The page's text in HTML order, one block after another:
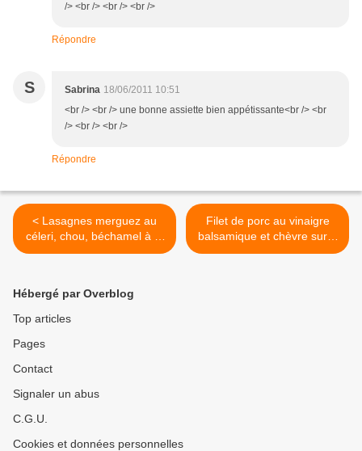
/> <br /> <br /> <br />
Répondre
S Sabrina 18/06/2011 10:51
<br /> <br /> une bonne assiette bien appétissante<br /> <br
/> <br /> <br />
Répondre
< Lasagnes merguez au
céleri, chou, béchamel à la
betterave et navet
Filet de porc au vinaigre
balsamique et chèvre sur 3
légumes racines >
Hébergé par Overblog
Top articles
Pages
Contact
Signaler un abus
C.G.U.
Cookies et données personnelles